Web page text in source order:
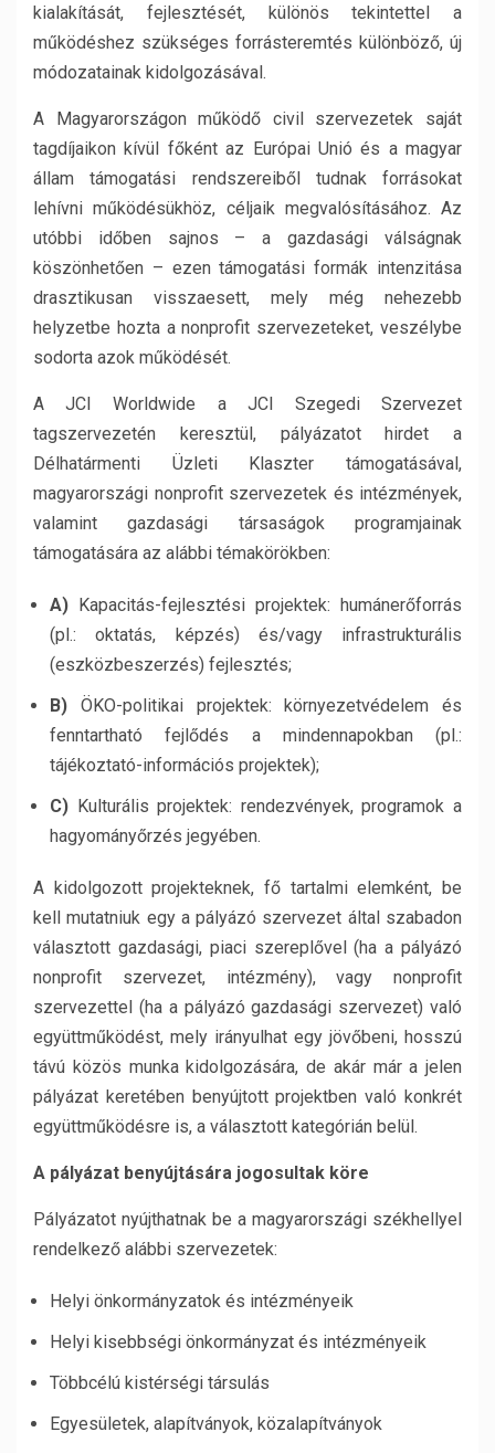
kialakítását, fejlesztését, különös tekintettel a
működéshez szükséges forrásteremtés különböző, új
módozatainak kidolgozásával.
A Magyarországon működő civil szervezetek saját
tagdíjaikon kívül főként az Európai Unió és a magyar
állam támogatási rendszereiből tudnak forrásokat
lehívni működésükhöz, céljaik megvalósításához. Az
utóbbi időben sajnos – a gazdasági válságnak
köszönhetően – ezen támogatási formák intenzitása
drasztikusan visszaesett, mely még nehezebb
helyzetbe hozta a nonprofit szervezeteket, veszélybe
sodorta azok működését.
A JCI Worldwide a JCI Szegedi Szervezet
tagszervezetén keresztül, pályázatot hirdet a
Délhatármenti Üzleti Klaszter támogatásával,
magyarországi nonprofit szervezetek és intézmények,
valamint gazdasági társaságok programjainak
támogatására az alábbi témakörökben:
A) Kapacitás-fejlesztési projektek: humánerőforrás
(pl.: oktatás, képzés) és/vagy infrastrukturális
(eszközbeszerzés) fejlesztés;
B) ÖKO-politikai projektek: környezetvédelem és
fenntartható fejlődés a mindennapokban (pl.:
tájékoztató-információs projektek);
C) Kulturális projektek: rendezvények, programok a
hagyományőrzés jegyében.
A kidolgozott projekteknek, fő tartalmi elemként, be
kell mutatniuk egy a pályázó szervezet által szabadon
választott gazdasági, piaci szereplővel (ha a pályázó
nonprofit szervezet, intézmény), vagy nonprofit
szervezettel (ha a pályázó gazdasági szervezet) való
együttműködést, mely irányulhat egy jövőbeni, hosszú
távú közös munka kidolgozására, de akár már a jelen
pályázat keretében benyújtott projektben való konkrét
együttműködésre is, a választott kategórián belül.
A pályázat benyújtására jogosultak köre
Pályázatot nyújthatnak be a magyarországi székhellyel
rendelkező alábbi szervezetek:
Helyi önkormányzatok és intézményeik
Helyi kisebbségi önkormányzat és intézményeik
Többcélú kistérségi társulás
Egyesületek, alapítványok, közalapítványok